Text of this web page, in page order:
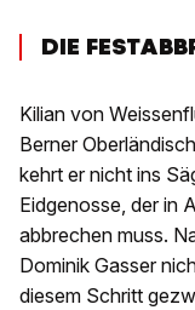
DIE
Kilian von
Berner
kehrt er nicht ins
Eidgenosse, der in
abbrechen muss.
Dominik Gasser
diesem Schritt